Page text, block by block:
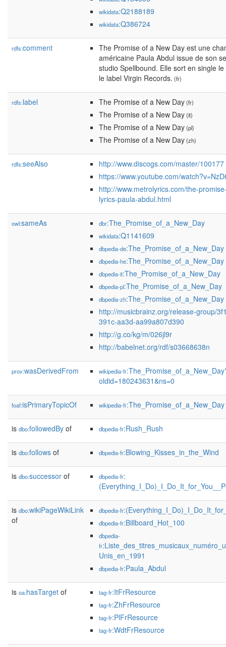
wikidata:Q2188189
wikidata:Q386724
rdfs:comment
The Promise of a New Day est une
américaine Paula Abdul issue de son
studio Spellbound. Elle sort en single
le label Virgin Records. (fr)
rdfs:label The Promise of a New Day(fr)
The Promise of a New Day(it)
The Promise of a New Day(pl)
The Promise of a New Day(zh)
rdfs:seeAlso
http://www.discogs.com/master/100177
https://www.youtube.com/
http://www.metrolyrics.com/the-
lyrics-paula-abdul.html
owl:sameAs dbr:The_Promise_of_a_New_Day
wikidata:Q1141609
dbpedia-de:The_Promise_of_a_New_Day
dbpedia-he:The_Promise_of_a_New_Day
dbpedia-it:The_Promise_of_a_New_Day
dbpedia-pl:The_Promise_of_a_New_Day
dbpedia-zh:The_Promise_of_a_New_Day
http://musicbrainz.org/release-group/
391c-aa3d-aa99a807d390
http://g.co/kg/m/026jl9r
http://babelnet.org/rdf/s03668638n
prov:wasDerivedFrom wikipedia-fr
oldid=180243631&ns=0
foaf:isPrimaryTopicOf wikipedia-fr:The_Promise_of_a_New_Day
is dbo:followedBy of dbpedia-fr:Rush_Rush
is dbo:follows of dbpedia-fr:Blowing_Kisses_in_the_Wind
is dbo:successor of dbpedia-fr:
is dbo:wikiPageWikiLink
of
dbpedia-fr
dbpedia-fr:Billboard_Hot_100
dbpedia-
fr
Unis_en_1991
dbpedia-fr:Paula_Abdul
is oa:hasTarget of tag-fr:ItFrResource
tag-fr:ZhFrResource
tag-fr:PlFrResource
tag-fr:WdtFrResource